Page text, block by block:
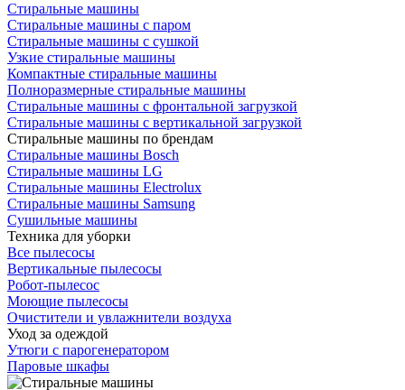
Стиральные машины
Стиральные машины с паром
Стиральные машины с сушкой
Узкие стиральные машины
Компактные стиральные машины
Полноразмерные стиральные машины
Стиральные машины с фронтальной загрузкой
Стиральные машины с вертикальной загрузкой
Стиральные машины по брендам
Стиральные машины Bosch
Стиральные машины LG
Стиральные машины Electrolux
Стиральные машины Samsung
Сушильные машины
Техника для уборки
Все пылесосы
Вертикальные пылесосы
Робот-пылесос
Моющие пылесосы
Очистители и увлажнители воздуха
Уход за одеждой
Утюги с парогенератором
Паровые шкафы